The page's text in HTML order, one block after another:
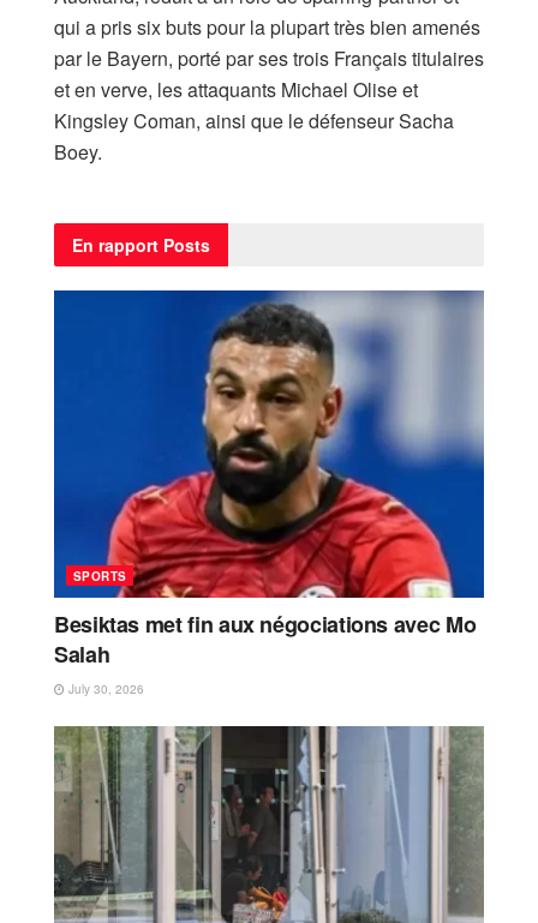
qui a pris six buts pour la plupart très bien amenés
par le Bayern, porté par ses trois Français titulaires
et en verve, les attaquants Michael Olise et
Kingsley Coman, ainsi que le défenseur Sacha
Boey.
En rapport Posts
SPORTS
Besiktas met fin aux négociations avec Mo
Salah
July 30, 2026